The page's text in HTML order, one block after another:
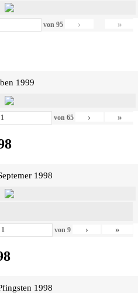
von95 › »
1999
von 65 › »
1998
von9 › »
1998